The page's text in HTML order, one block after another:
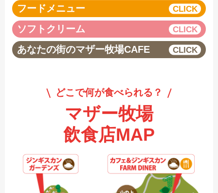
フードメニュー
ソフトクリーム
あなたの街のマザー牧場CAFE
どこで何が食べられる？
マザー牧場
飲食店MAP